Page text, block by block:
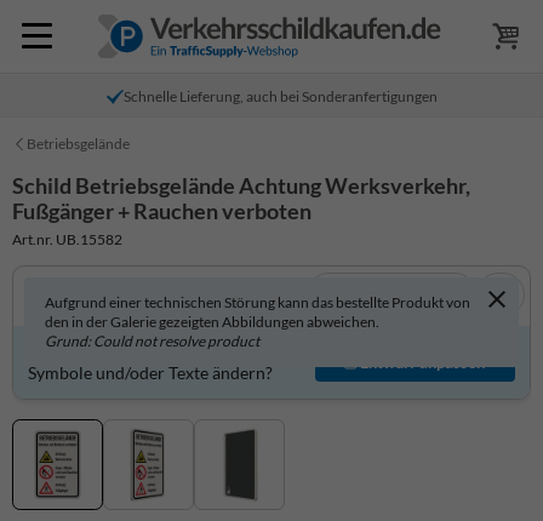
Schnelle Lieferung, auch bei Sonderanfertigungen
Betriebsgelände
Schild Betriebsgelände Achtung Werksverkehr,
Fußgänger + Rauchen verboten
Art.nr. UB.15582
Aufgrund einer technischen Störung kann das bestellte Produkt von
den in der Galerie gezeigten Abbildungen abweichen.
Grund: Could not resolve product
In 3D anzeigen
Produkt individuell gestalten?
Symbole und/oder Texte ändern?
Entwurf anpassen